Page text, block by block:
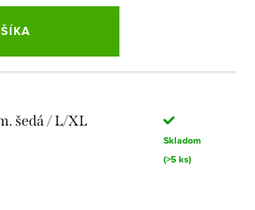
šedá / L/XL
Skladom
(>5 ks)